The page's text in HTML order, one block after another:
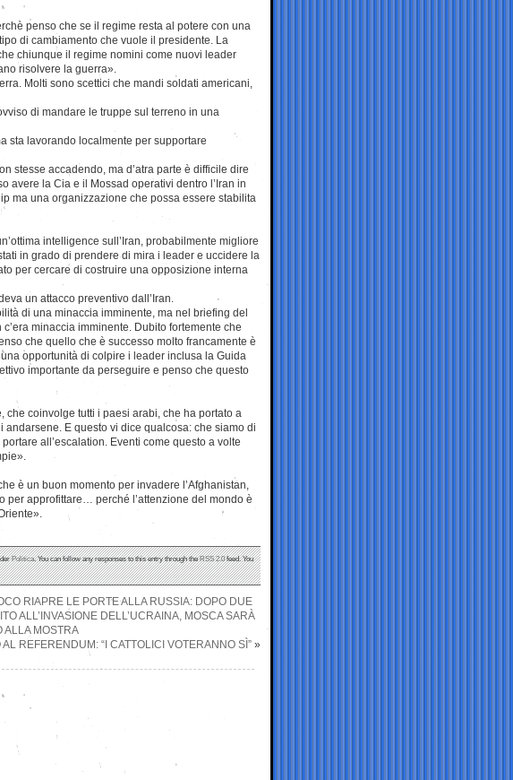
penso che se il regime resta al potere con una
di cambiamento che vuole il presidente. La
chiunque il regime nomini come nuovi leader
risolvere la guerra».
Molti sono scettici che mandi soldati americani,
di mandare le truppe sul terreno in una
sta lavorando localmente per supportare
stesse accadendo, ma d’atra parte è difficile dire
avere la Cia e il Mossad operativi dentro l’Iran in
ma una organizzazione che possa essere stabilita
intelligence sull’Iran, probabilmente migliore
in grado di prendere di mira i leader e uccidere la
per cercare di costruire una opposizione interna
un attacco preventivo dall’Iran.
di una minaccia imminente, ma nel briefing del
minaccia imminente. Dubito fortemente che
che quello che è successo molto francamente è
opportunità di colpire i leader inclusa la Guida
importante da perseguire e penso che questo
coinvolge tutti i paesi arabi, che ha portato a
E questo vi dice qualcosa: che siamo di
all’escalation. Eventi come questo a volte
è un buon momento per invadere l’Afghanistan,
per approfittare… perché l’attenzione del mondo è
Politica. You can follow any responses to this entry through theRSS 2.0feed. You
RIAPRE LE PORTE ALLA RUSSIA: DOPO DUE
ALL’INVASIONE DELL’UCRAINA, MOSCA SARÀ
ALLA MOSTRA
REFERENDUM: “I CATTOLICI VOTERANNO SÌ” »